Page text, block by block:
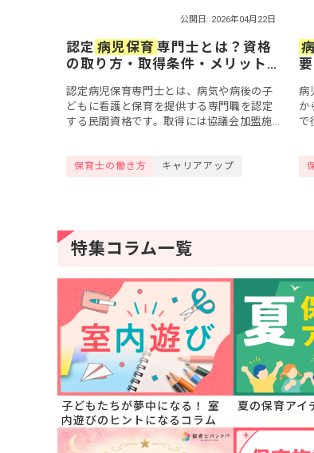
公開日: 2026年04月22日
認定 病児保育 専門士とは？資格
の取り方・取得条件・メリット
認定病児保育専門士とは、病気や病後の子
どもに看護と保育を提供する専門職を認定
する民間資格です。取得には協議会加盟施
リアが広...
保育士の働き方 キャリアアップ
病
か
で
特集コラム一覧
子どもたちが夢中になる！ 室
内遊びのヒントになるコラム
夏の保育アイ